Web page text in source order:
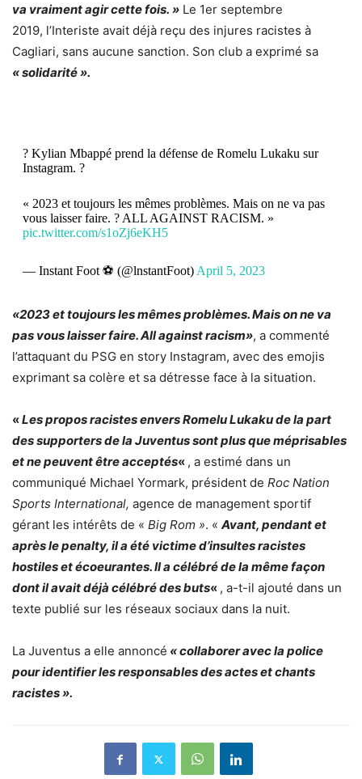
va vraiment agir cette fois. » Le 1er septembre
2019, l’Interiste avait déjà reçu des injures racistes à
Cagliari, sans aucune sanction. Son club a exprimé sa
« solidarité ».
? Kylian Mbappé prend la défense de Romelu Lukaku sur
Instagram. ?
« 2023 et toujours les mêmes problèmes. Mais on ne va pas
vous laisser faire. ? ALL AGAINST RACISM. »
pic.twitter.com/s1oZj6eKH5
— Instant Foot ⚽️ (@lnstantFoot) April 5, 2023
«2023 et toujours les mêmes problèmes. Mais on ne va
pas vous laisser faire. All against racism», a commenté
l’attaquant du PSG en story Instagram, avec des emojis
exprimant sa colère et sa détresse face à la situation.
«Les propos racistes envers Romelu Lukaku de la part
des supporters de la Juventus sont plus que méprisables
et ne peuvent être acceptés« , a estimé dans un
communiqué Michael Yormark, président de Roc Nation
Sports International, agence de management sportif
gérant les intérêts de « Big Rom ». « Avant, pendant et
après le penalty, il a été victime d’insultes racistes
hostiles et écoeurantes. Il a célébré de la même façon
dont il avait déjà célébré des buts« , a-t-il ajouté dans un
texte publié sur les réseaux sociaux dans la nuit.
La Juventus a elle annoncé « collaborer avec la police
pour identifier les responsables des actes et chants
racistes ».